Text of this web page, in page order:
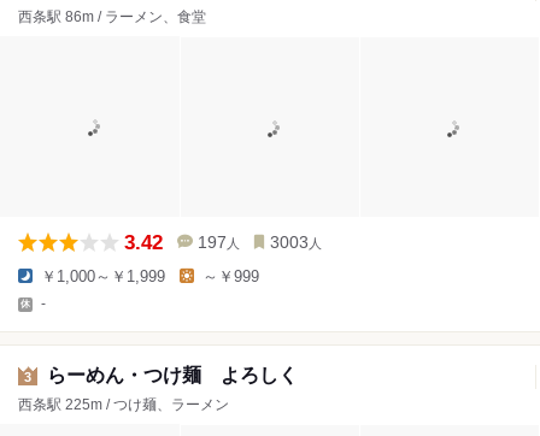
西条駅 86m / ラーメン、食堂
3.42 197 人 3003 人
￥1,000～￥1,999 ～￥999
-
3 らーめん・つけ麺 よろしく
西条駅 225m / つけ麺、ラーメン